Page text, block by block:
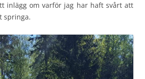
inlägg om varför jag har haft svårt att
springa.